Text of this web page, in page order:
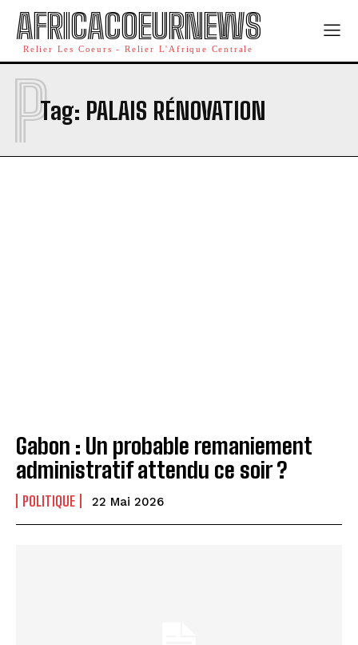
AFRICACOEURNEWS
Relier Les Coeurs - Relier L'Afrique Centrale
Tag: PALAIS RÉNOVATION
P
Gabon : Un probable remaniement
administratif attendu ce soir ?
POLITIQUE 22 Mai 2026